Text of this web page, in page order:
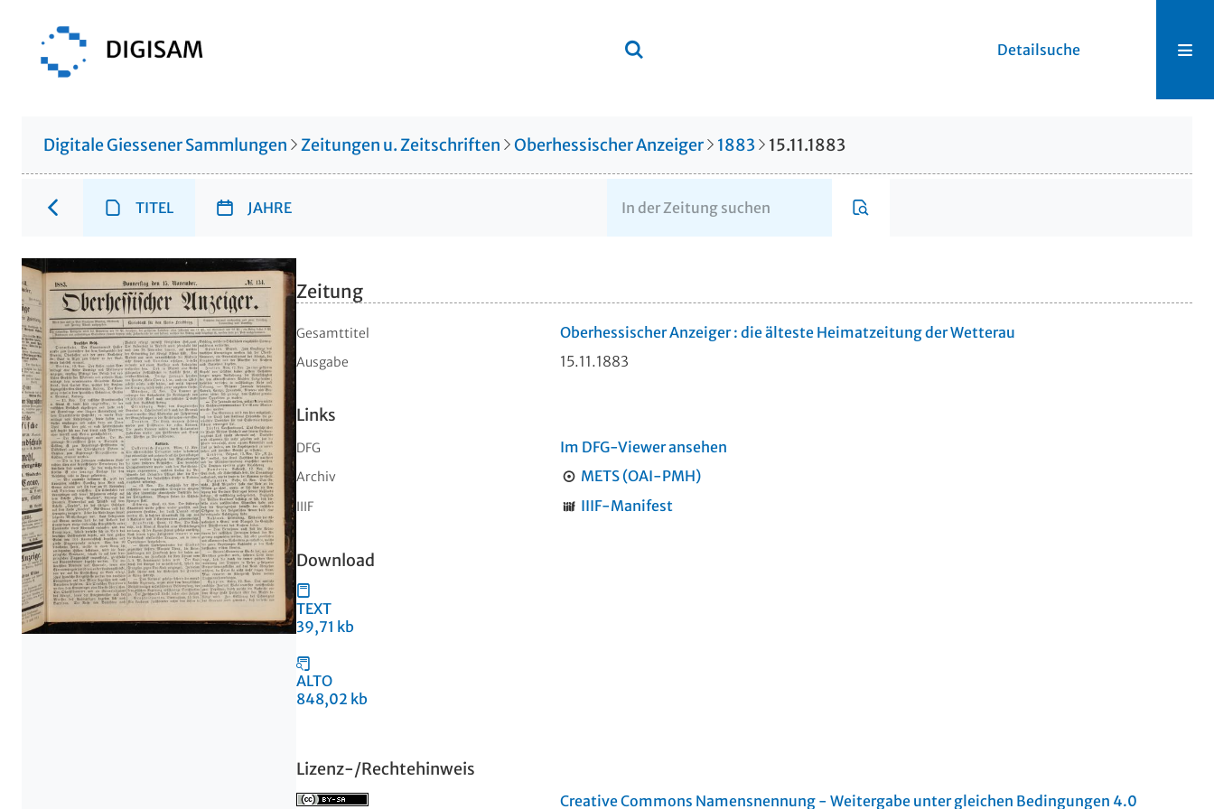
Detailsuche
Digitale Giessener Sammlungen Zeitungen u. Zeitschriften Oberhessischer Anzeiger 1883 15.11.1883
TITEL JAHRE
Zeitung
Gesamttitel Oberhessischer Anzeiger : die älteste Heimatzeitung der Wetterau
Ausgabe 15.11.1883
Links
DFG Im DFG-Viewer ansehen
Archiv METS (OAI-PMH)
IIIF IIIF-Manifest
Download
TEXT
39,71 kb
ALTO
848,02 kb
Lizenz-/Rechtehinweis
Creative Commons Namensnennung - Weitergabe unter gleichen Bedingungen 4.0